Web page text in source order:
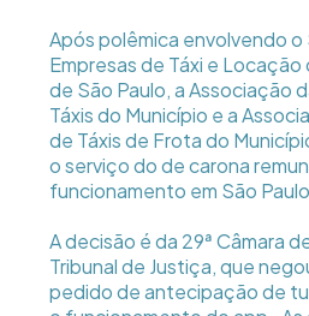
Após polêmica envolvendo
Empresas de Táxi e
de São Paulo, a Associação
Táxis do Município e a
de Táxis de Frota do
o serviço do de carona
funcionamento em São
A decisão é da 29ª Câmara
Tribunal de Justiça, que
pedido de antecipação de